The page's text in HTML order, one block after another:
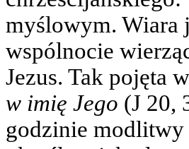
myślowym. Wiara
wspólnocie
Jezus. Tak pojęta
w imię Jego (J 20,
godzinie modlitwy